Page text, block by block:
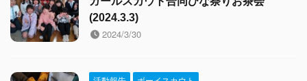
(2024.3.3)
2024/3/30